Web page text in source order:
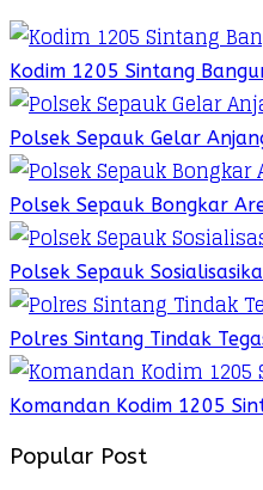
Kodim 1205 Sintang
Polsek Sepauk Gelar
Polsek Sepauk Bongkar
Polsek Sepauk
Polres Sintang Tindak
Komandan Kodim 1205
Popular Post